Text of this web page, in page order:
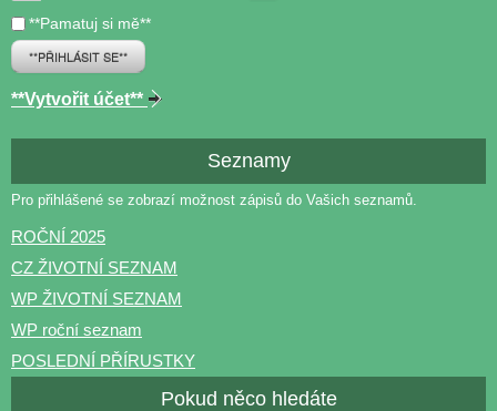
**Pamatuj si mě**
**PŘIHLÁSIT SE**
**Vytvořit účet**
Seznamy
Pro přihlášené se zobrazí možnost zápisů do Vašich seznamů.
ROČNÍ 2025
CZ ŽIVOTNÍ SEZNAM
WP ŽIVOTNÍ SEZNAM
WP roční seznam
POSLEDNÍ PŘÍRUSTKY
Pokud něco hledáte